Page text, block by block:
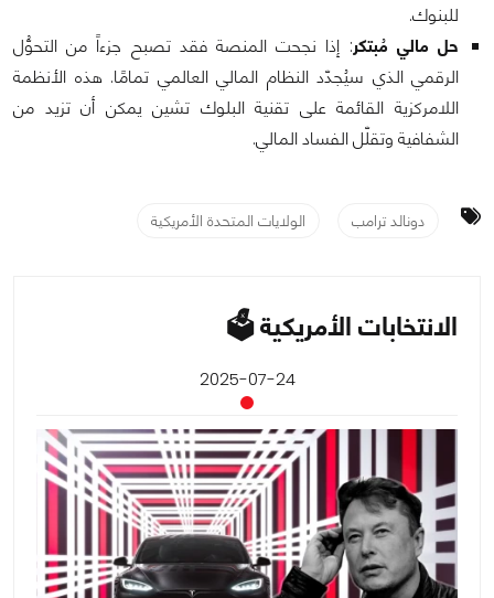
للبنوك.
حل مالي مُبتكر: إذا نجحت المنصة فقد تصبح جزءاً من التحوُّل
الرقمي الذي سيُجدّد النظام المالي العالمي تمامًا. هذه الأنظمة
اللامركزية القائمة على تقنية البلوك تشين يمكن أن تزيد من
الشفافية وتقلّل الفساد المالي.
دونالد ترامب الولايات المتحدة الأمريكية
الانتخابات الأمريكية 🗳
2025-07-24